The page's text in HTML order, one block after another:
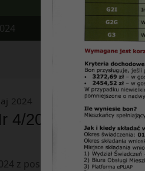
2024
4/2024 z dnia
z posiedzenia Rady